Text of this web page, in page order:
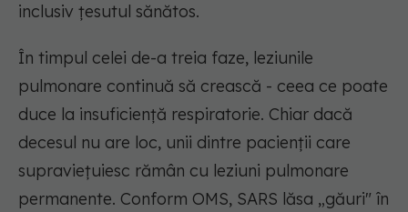
inclusiv țesutul sănătos.
În timpul celei de-a treia faze, leziunile
pulmonare continuă să crească - ceea ce poate
duce la insuficiență respiratorie. Chiar dacă
decesul nu are loc, unii dintre pacienții care
supraviețuiesc rămân cu leziuni pulmonare
permanente. Conform OMS, SARS lăsa „găuri" în